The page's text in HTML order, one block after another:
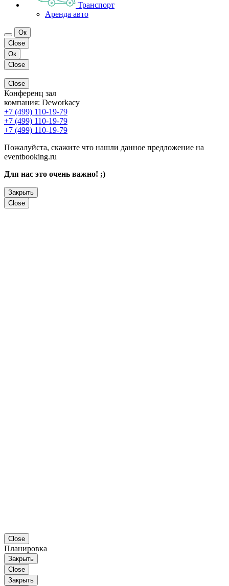
Транспорт
Аренда авто
Ок
Close
Ок
Close
Close
Конференц зал
компания: Deworkacy
+7 (499) 110-19-79
+7 (499) 110-19-79
+7 (499) 110-19-79
Пожалуйста, скажите что нашли данное предложение на
eventbooking.ru
Для нас это очень важно! ;)
Закрыть
Close
Close
Планировка
Закрыть
Close
Закрыть